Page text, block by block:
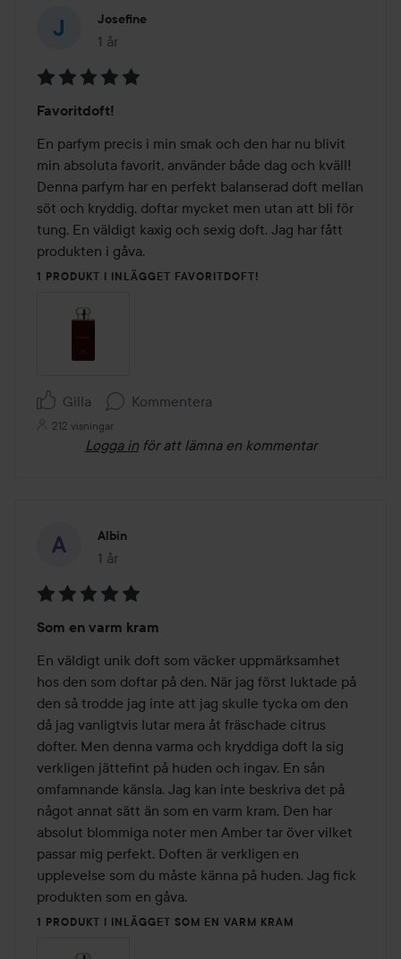
Josefine
1 år
Inlägget skapades 1 år
5
av
5
Favoritdoft!
En parfym precis i min smak och den har nu blivit
min absoluta favorit, använder både dag och kväll!
Denna parfym har en perfekt balanserad doft mellan
söt och kryddig, doftar mycket men utan att bli för
tung. En väldigt kaxig och sexig doft. Jag har fått
produkten i gåva.
1 PRODUKT I INLÄGGET FAVORITDOFT!
Gilla Kommentera
212 visningar
Logga in för att lämna en kommentar
Albin
1 år
Inlägget skapades 1 år
5
av
5
Som en varm kram
En väldigt unik doft som väcker uppmärksamhet
hos den som doftar på den. När jag först luktade på
den så trodde jag inte att jag skulle tycka om den
då jag vanligtvis lutar mera åt fräschade citrus
dofter. Men denna varma och kryddiga doft la sig
verkligen jättefint på huden och ingav. En sån
omfamnande känsla. Jag kan inte beskriva det på
något annat sätt än som en varm kram. Den har
absolut blommiga noter men Amber tar över vilket
passar mig perfekt. Doften är verkligen en
upplevelse som du måste känna på huden. Jag fick
produkten som en gåva.
1 PRODUKT I INLÄGGET SOM EN VARM KRAM